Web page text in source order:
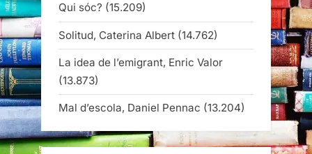
Qui sóc? (15.209)
Solitud, Caterina Albert (14.762)
La idea de l’emigrant, Enric Valor
(13.873)
Mal d’escola, Daniel Pennac (13.204)